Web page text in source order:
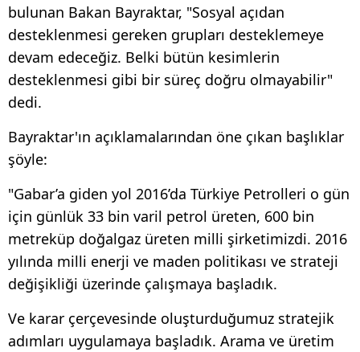
bulunan Bakan Bayraktar, "Sosyal açıdan
desteklenmesi gereken grupları desteklemeye
devam edeceğiz. Belki bütün kesimlerin
desteklenmesi gibi bir süreç doğru olmayabilir"
dedi.
Bayraktar'ın açıklamalarından öne çıkan başlıklar
şöyle:
"Gabar’a giden yol 2016’da Türkiye Petrolleri o gün
için günlük 33 bin varil petrol üreten, 600 bin
metreküp doğalgaz üreten milli şirketimizdi. 2016
yılında milli enerji ve maden politikası ve strateji
değişikliği üzerinde çalışmaya başladık.
Ve karar çerçevesinde oluşturduğumuz stratejik
adımları uygulamaya başladık. Arama ve üretim